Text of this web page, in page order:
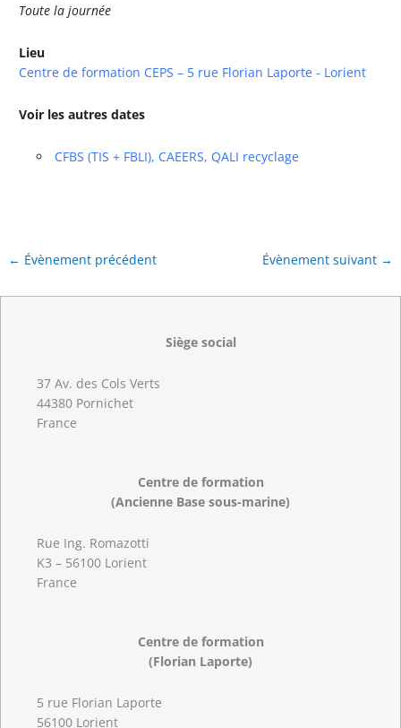
Toute la journée
Lieu
Centre de formation CEPS – 5 rue Florian Laporte - Lorient
Voir les autres dates
CFBS (TIS + FBLI), CAEERS, QALI recyclage
← Évènement précédent Évènement suivant →
Siège social
37 Av. des Cols Verts
44380 Pornichet
France
Centre de formation
(Ancienne Base sous-marine)
Rue Ing. Romazotti
K3 – 56100 Lorient
France
Centre de formation
(Florian Laporte)
5 rue Florian Laporte
56100 Lorient